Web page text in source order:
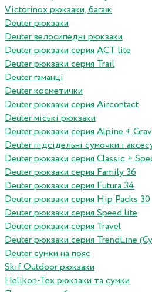
Victorinox рюкзаки, багаж
Deuter рюкзаки
Deuter велосипедні рюкзаки
Deuter рюкзаки серия ACT lite
Deuter рюкзаки серия Trail
Deuter гаманці
Deuter косметички
Deuter рюкзаки серия Aircontact
Deuter міські рюкзаки
Deuter рюкзаки серия Alpine +
Deuter підсідельні сумочки і
Deuter рюкзаки серия Classic +
Deuter рюкзаки серия Family 36
Deuter рюкзаки серия Futura 34
Deuter рюкзаки серия Hip Packs 30
Deuter рюкзаки серия Speed lite
Deuter рюкзаки серия Travel
Deuter рюкзаки серия TrendLine
Deuter сумки на пояс
Skif Outdoor рюкзаки
Helikon-Tex рюкзаки та сумки